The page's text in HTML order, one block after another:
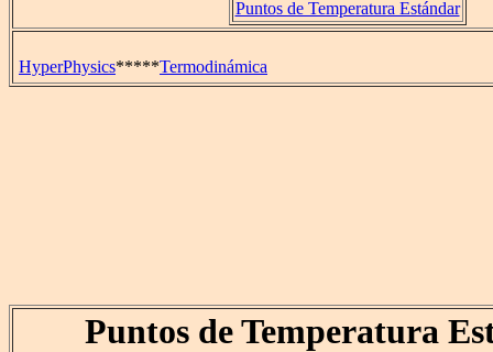
Puntos de Temperatura Estándar
HyperPhysics*****Termodinámica
Puntos de Temperatura